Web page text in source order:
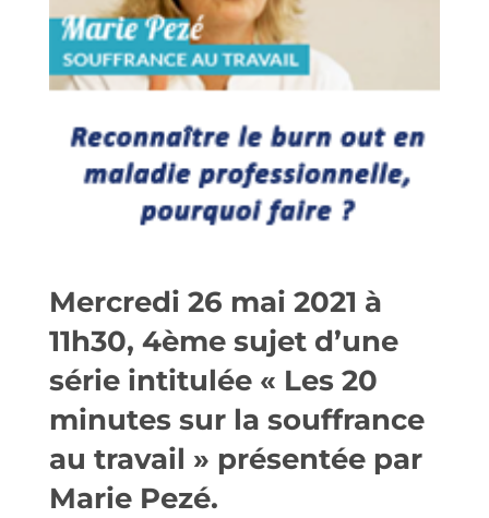
Mercredi 26 mai 2021 à
11h30, 4ème sujet d’une
série intitulée « Les 20
minutes sur la souffrance
au travail » présentée par
Marie Pezé.